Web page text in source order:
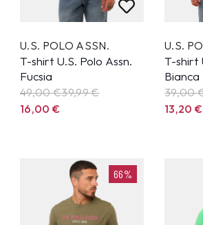
U.S. POLO ASSN.
T-shirt U.S. Polo Assn.
Fucsia
49,00 €39,99€
16,00€
U.S.
T-shirt
Bianca
39,00
13,20€
66%